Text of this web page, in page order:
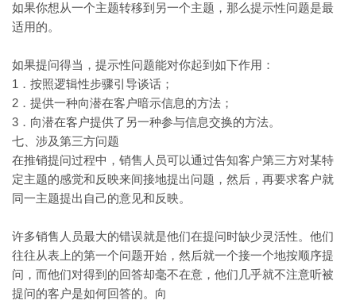
如果你想从一个主题转移到另一个主题，那么提示性问题是最
适用的。
如果提问得当，提示性问题能对你起到如下作用：
1．按照逻辑性步骤引导谈话；
2．提供一种向潜在客户暗示信息的方法；
3．向潜在客户提供了另一种参与信息交换的方法。
七、涉及第三方问题
在推销提问过程中，销售人员可以通过告知客户第三方对某特
定主题的感觉和反映来间接地提出问题，然后，再要求客户就
同一主题提出自己的意见和反映。
许多销售人员最大的错误就是他们在提问时缺少灵活性。他们
往往从表上的第一个问题开始，然后就一个接一个地按顺序提
问，而他们对得到的回答却毫不在意，他们几乎就不注意听被
提问的客户是如何回答的。向